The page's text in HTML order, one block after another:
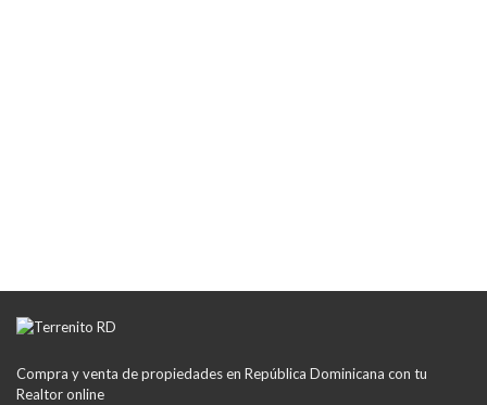
Compra y venta de propiedades en República Dominicana con tu
Realtor online